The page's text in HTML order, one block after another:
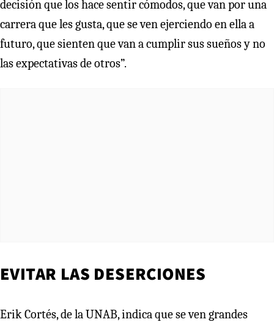
decisión que los hace sentir cómodos, que van por una
carrera que les gusta, que se ven ejerciendo en ella a
futuro, que sienten que van a cumplir sus sueños y no
las expectativas de otros”.
EVITAR LAS DESERCIONES
Erik Cortés, de la UNAB, indica que se ven grandes